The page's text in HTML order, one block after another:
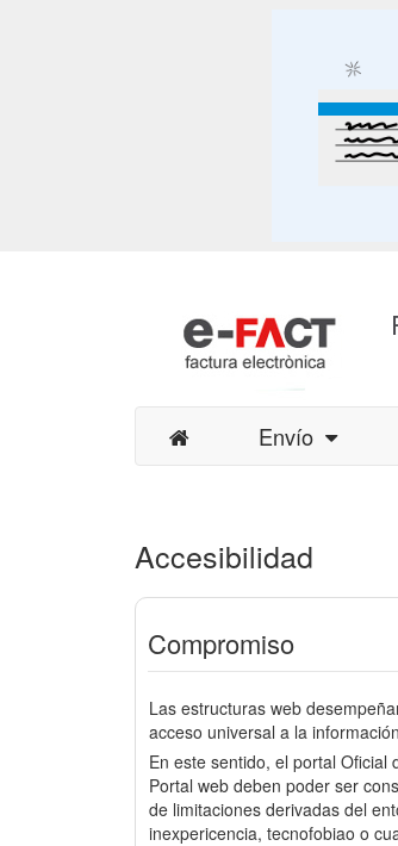
Envío
Accesibilidad
Compromiso
Las estructuras web
acceso universal a la
En este sentido, el portal
Portal web deben poder ser
de limitaciones derivadas del
inexpericencia, tecnofobiao o